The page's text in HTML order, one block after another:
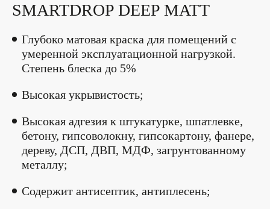
SMARTDROP DEEP MATT
Глубоко матовая краска для помещений с
умеренной эксплуатационной нагрузкой.
Степень блеска до 5%
Высокая укрывистость;
Высокая адгезия к штукатурке, шпатлевке,
бетону, гипсоволокну, гипсокартону, фанере,
дереву, ДСП, ДВП, МДФ, загрунтованному
металлу;
Содержит антисептик, антиплесень;